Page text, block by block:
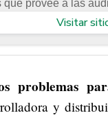
provee a las
Visitar
problemas
y